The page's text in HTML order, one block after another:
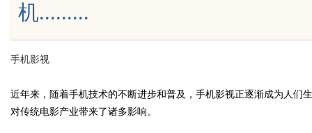
机.........
手机影视
近年来，随着手机技术的不断进步和普及，手机影视正逐渐成为人们
对传统电影产业带来了诸多影响。